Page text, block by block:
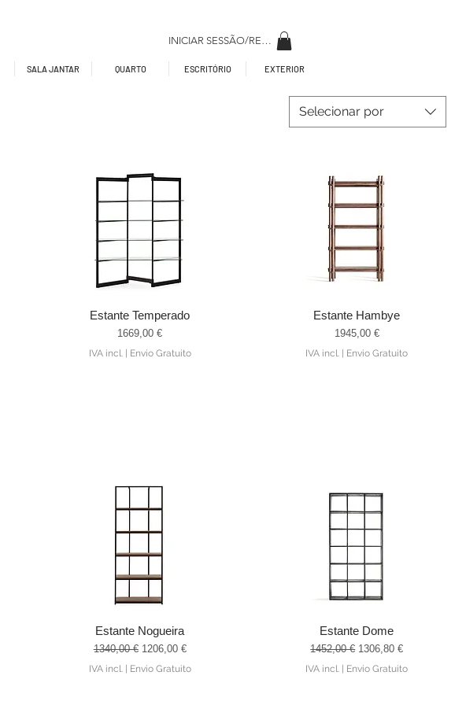
INICIAR SESSÃO/REGISAR
SALA JANTAR QUARTO ESCRITÓRIO EXTERIOR
Selecionar por
Visualização rápida
Estante Temperado
Preço
1669,00 €
IVA incl.| Envio Gratuito
Visualização rápida
Estante Hambye
Preço
1945,00 €
IVA incl. Envio Gratuito
Visualização rápida
Estante Nogueira
Preço normal
1340,00 € Preço promocional
1206,00 €
IVA incl.| Envio Gratuito
Visualização rápida
Estante Dome
Preço normal
1452,00 € Preço promocional
1306,80 €
IVA incl. Envio Gratuito